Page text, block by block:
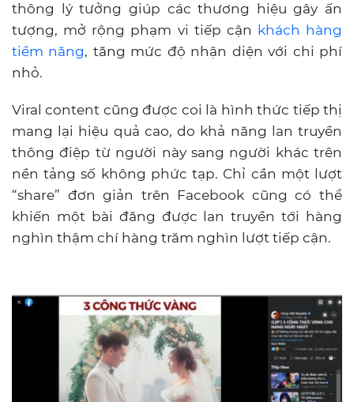
thông lý tưởng giúp các thương hiệu gây ấn
tượng, mở rộng phạm vi tiếp cận khách hàng
tiềm năng, tăng mức độ nhận diện với chi phí
nhỏ.
Viral content cũng được coi là hình thức tiếp thị
mang lại hiệu quả cao, do khả năng lan truyền
thông điệp từ người này sang người khác trên
nền tảng số không phức tạp. Chỉ cần một lượt
“share” đơn giản trên Facebook cũng có thể
khiến một bài đăng được lan truyền tới hàng
nghìn thậm chí hàng trăm nghìn lượt tiếp cận.